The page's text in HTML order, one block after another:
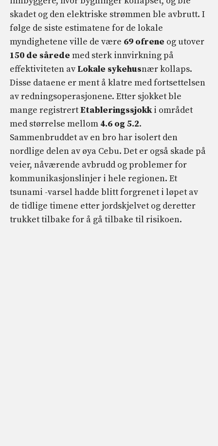
skadet og den elektriske strømmen ble avbrutt. I
følge de siste estimatene for de lokale
myndighetene ville de være 69 ofrene og utover
150 de sårede med sterk innvirkning på
effektiviteten av Lokale sykehusnær kollaps.
Disse dataene er ment å klatre med fortsettelsen
av redningsoperasjonene. Etter sjokket ble
mange registrertEtableringssjokki området
med størrelse mellom 4.6 og 5.2.
Sammenbruddet av en bro har isolert den
nordlige delen av øya Cebu. Det er også skade på
veier, nåværende avbrudd og problemer for
kommunikasjonslinjer i hele regionen. Et
tsunami -varsel hadde blitt forgrenet i løpet av
de tidlige timene etter jordskjelvet og deretter
trukket tilbake for å gå tilbake til risikoen.